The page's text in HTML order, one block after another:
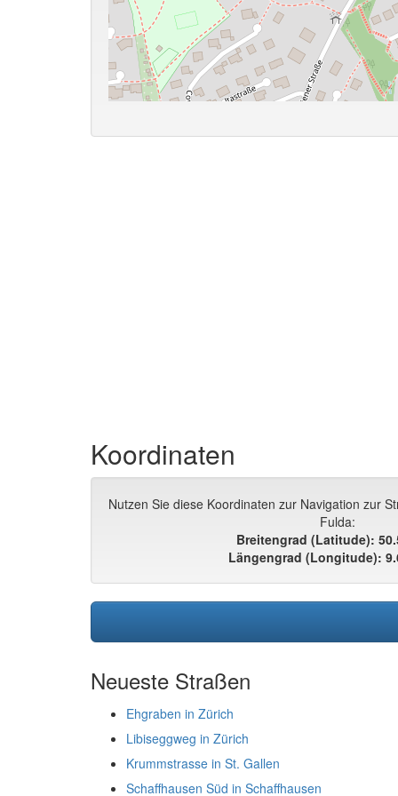
Koordinaten
Nutzen Sie diese Koordinaten zur Navigation zur
Fulda:
Breitengrad (Latitude):
Längengrad (Longitude):
Neueste Straßen
Ehgraben in Zürich
Libiseggweg in Zürich
Krummstrasse in St. Gallen
Schaffhausen Süd in Schaffhausen